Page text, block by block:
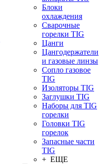
Блоки
охлаждения
Сварочные
горелки TIG
Цанги
Цангодержатели
и газовые линзы
Сопло газовое
TIG
Изоляторы TIG
Заглушки TIG
Наборы для TIG
горелки
Головки TIG
горелок
Запасные части
TIG
+ ЕЩЕ